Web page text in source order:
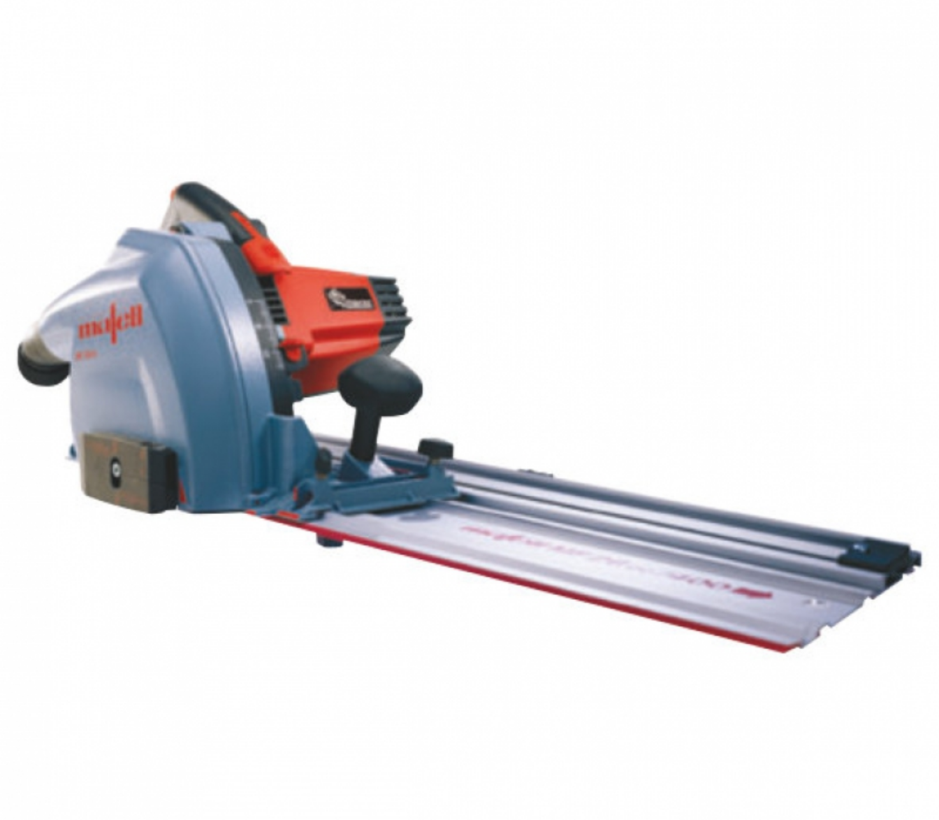
- шина 800 мм в картоне
- антискользящая резинка
- пластиковые заглушки - 2 шт.
Направляющая шина F 110
Комплект поставки:
- шина 1 100 мм в картоне
- защита от сколов
- антискользящая резинка
- пластиковые заглушки - 2 шт.
Направляющая шина F 160
Комплект поставки:
- пластиковые заглушки - 2 шт.
Направляющая шина F 210
Комплект поставки:
- шина 2 100 мм в картоне
- антискользящая резинка
- пластиковые заглушки - 2 шт.